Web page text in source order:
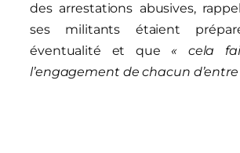
des arrestations abusives,
ses militants étaient
éventualité et que « cela
l’engagement de chacun d’entre